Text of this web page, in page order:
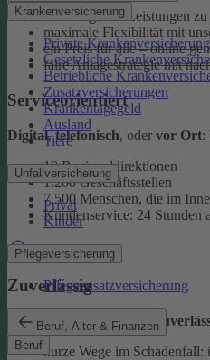
Krankenversicherung
Private Krankenversicherung
Gesetzliche
Betriebliche
Zusatzversicherungen
Krankentagegeld
Ausland
Tiere
Unfallversicherung
Privat
Kinder
Pflegeversicherung
Pflegezusatzversicherung
Beruf, Alter & Finanzen
Beruf
überzeugende Leistungen
maximale Flexibilität mit
ein Preis für alle – online
faire Anlagestrategie mit
Serviceorientiert
Digital,telefonisch, oder vor Ort:
19 Regionaldirektionen
1.200 Geschäftsstellen
7.500 Menschen, die im
Kundenservice: 24 Stunden
Beratung finden
Zuverlässig
Wir sind ein starker und
kurze Wege im Schadenfall: